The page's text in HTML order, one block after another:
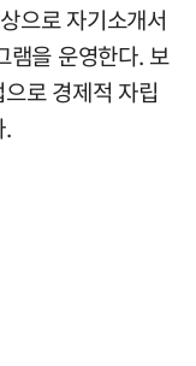
으로 자기소개서
램을 운영한다. 보
로 경제적 자립
.